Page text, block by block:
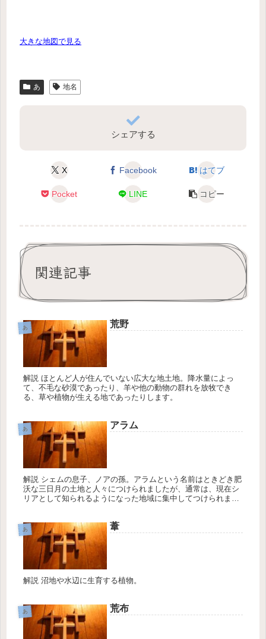
大きな地図で見る
あ 地名
シェアする
X Facebook はてブ
Pocket LINE コピー
関連記事
あ 荒野
解説 ほとんど人が住んでいない広大な地土地。降水量によっ
て、不毛な砂漠であったり、羊や他の動物の群れを放牧でき
る、草や植物が生える地であったりします。
あ アラム
解説 シェムの息子、ノアの孫。アラムという名前はときどき肥
沃な三日月の土地と人々につけられましたが、通常は、現在シ
リアとして知られるようになった地域に集中してつけられまし
あ 葦
解説 沼地や水辺に生育する植物。
あ 荒布